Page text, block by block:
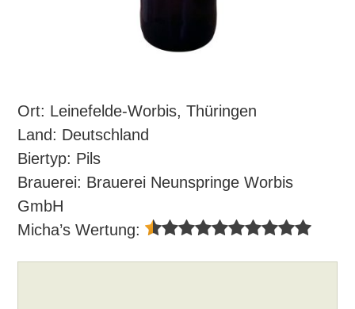
Ort: Leinefelde-Worbis, Thüringen
Land: Deutschland
Biertyp: Pils
Brauerei: Brauerei Neunspringe Worbis
GmbH
Micha’s Wertung: